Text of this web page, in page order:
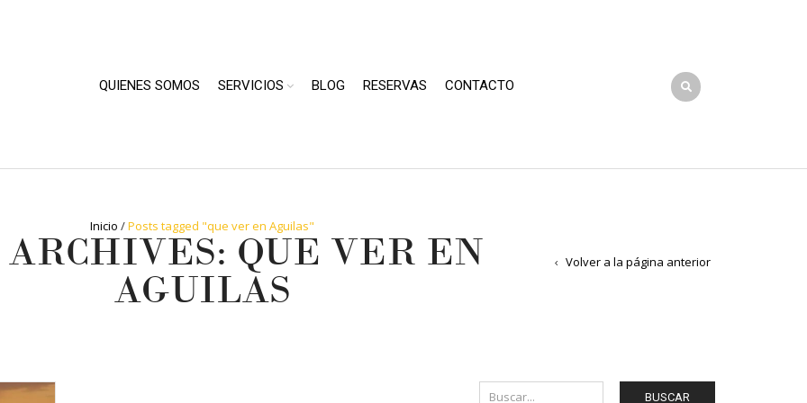
QUIENES SOMOS SERVICIOS BLOG RESERVAS CONTACTO
Inicio /Posts tagged "que ver en Aguilas"
Volver a la página anterior
ARCHIVES: QUE VER EN
AGUILAS
BUSCAR